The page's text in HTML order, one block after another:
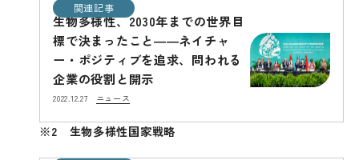
関連記事
生物多様性、2030年までの世界目
標で決まったこと――ネイチャ
ー・ポジティブを追求、問われる
企業の役割と開示
2022.12.27 ニュース
※2 生物多様性国家戦略